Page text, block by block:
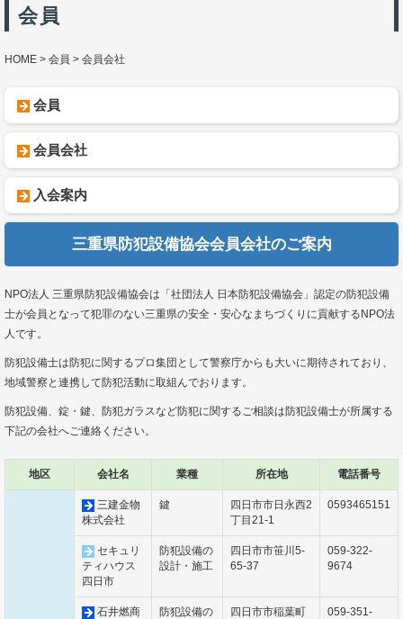
会員
HOME 会員 会員会社
会員
会員会社
入会案内
三重県防犯設備協会会員会社のご案内
NPO法人 三重県防犯設備協会は「社団法人 日本防犯設備協会」認定の防犯設備
士が会員となって犯罪のない三重県の安全・安心なまちづくりに貢献するNPO法
人です。
防犯設備士は防犯に関するプロ集団として警察庁からも大いに期待されており、
地域警察と連携して防犯活動に取組んでおります。
防犯設備、錠・鍵、防犯ガラスなど防犯に関するご相談は防犯設備士が所属する
下記の会社へご連絡ください。
地区 会社名 業種 所在地 電話番号
三建金物
株式会社
鍵
四日市市日永西2
丁目21-1
0593465151
セキュリ
ティハウス
四日市
防犯設備の
設計・施工
四日市市笹川5-
65-37
059-322-
9674
石井燃商
防犯設備の
四日市市稲葉町
059-351-